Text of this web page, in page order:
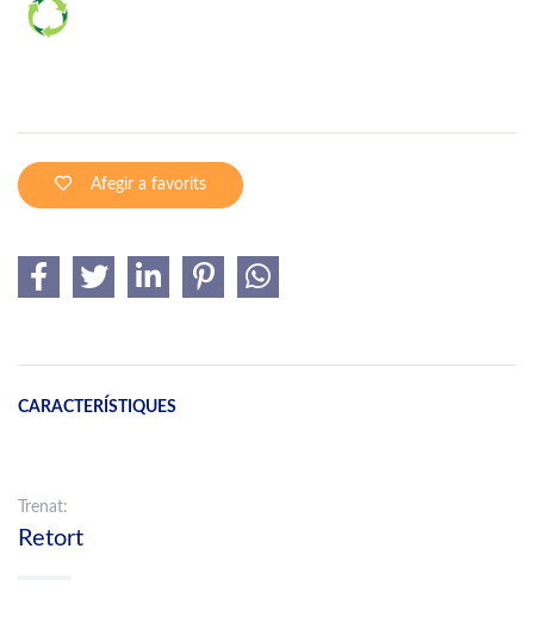
Afegir a favorits
CARACTERÍSTIQUES
Trenat:
Retort